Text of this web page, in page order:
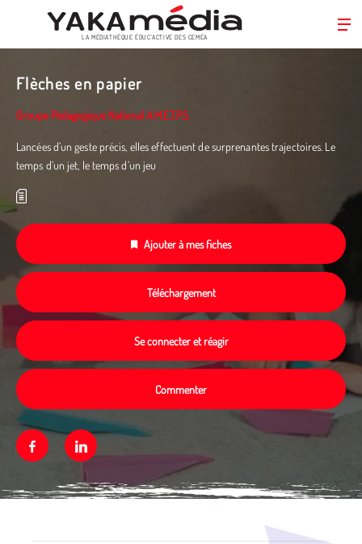
principal
LA MÉDIATHÈQUE ÉDUC’ACTIVE DES CEMÉA
Flèches en papier
Groupe Pédagogique National A.M.E.T.P.S.
Lancées d’un geste précis, elles effectuent de surprenantes trajectoires. Le
temps d’un jet, le temps d’un jeu
Ajouter à mes fiches
Téléchargement
Se connecter et réagir
Commenter
FacebookLinkedin